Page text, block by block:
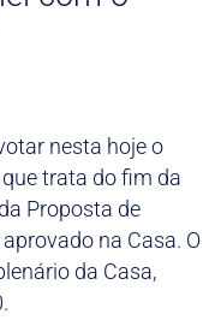
nesta hoje o
trata do fim da
Proposta de
na Casa. O
da Casa,